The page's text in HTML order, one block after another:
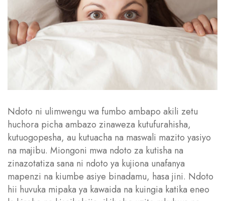
Ndoto ni ulimwengu wa fumbo ambapo akili zetu
huchora picha ambazo zinaweza kutufurahisha,
kutuogopesha, au kutuacha na maswali mazito yasiyo
na majibu. Miongoni mwa ndoto za kutisha na
zinazotatiza sana ni ndoto ya kujiona unafanya
mapenzi na kiumbe asiye binadamu, hasa jini. Ndoto
hii huvuka mipaka ya kawaida na kuingia katika eneo